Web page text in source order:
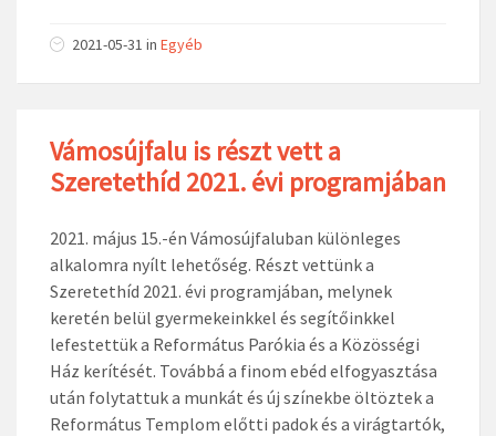
2021-05-31 in Egyéb
Vámosújfalu is részt vett a
Szeretethíd 2021. évi programjában
2021. május 15.-én Vámosújfaluban különleges
alkalomra nyílt lehetőség. Részt vettünk a
Szeretethíd 2021. évi programjában, melynek
keretén belül gyermekeinkkel és segítőinkkel
lefestettük a Református Parókia és a Közösségi
Ház kerítését. Továbbá a finom ebéd elfogyasztása
után folytattuk a munkát és új színekbe öltöztek a
Református Templom előtti padok és a virágtartók,